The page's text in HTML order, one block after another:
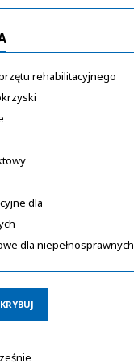
rehabilitacyjnego
dla
dla niepełnosprawnych